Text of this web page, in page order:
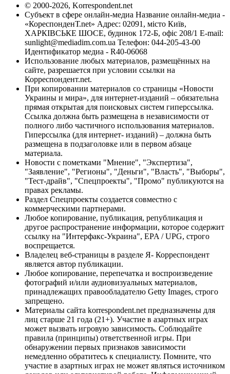
© 2000-2026, Korrespondent.net
Субъект в сфере онлайн-медиа Название онлайн-медиа -
«КореспонденТ.net» Адрес: 02091, місто Київ,
ХАРКІВСЬКЕ ШОСЕ, будинок 172-Б, офіс 208/1 E-mail:
sunlight@mediadim.com.ua Телефон: 044-205-43-00
Идентификатор медиа - R40-06068
Использование любых материалов, размещённых на
сайте, разрешается при условии ссылки на
Корреспондент.net.
При копировании материалов со страницы «Новости
Украины и мира», для интернет-изданий – обязательна
прямая открытая для поисковых систем гиперссылка.
Ссылка должна быть размещена в независимости от
полного либо частичного использования материалов.
Гиперссылка (для интернет- изданий) – должна быть
размещена в подзаголовке или в первом абзаце
материала.
Новости с пометками "Мнение", "Экспертиза",
"Заявление", "Регионы", "Деньги", "Власть", "Выборы",
"Тест-драйв", "Спецпроекты", "Промо" публикуются на
правах рекламы.
Раздел Спецпроекты создается совместно с
коммерческими партнерами.
Любое копирование, публикация, републикация и
другое распространение информации, которое содержит
ссылку на "Интерфакс-Украина", EPA / UPG, строго
воспрещается.
Владелец веб-страницы в разделе Я- Корреспондент
является автор публикации.
Любое копирование, перепечатка и воспроизведение
фотографий и/или аудиовизуальных материалов,
принадлежащих правообладателю Getty Images, строго
запрещено.
Материалы сайта korrespondent.net предназначены для
лиц старше 21 года (21+). Участие в азартных играх
может вызвать игровую зависимость. Соблюдайте
правила (принципы) ответственной игры. При
обнаружении первых признаков зависимости
немедленно обратитесь к специалисту. Помните, что
участие в азартных играх не может являться источником